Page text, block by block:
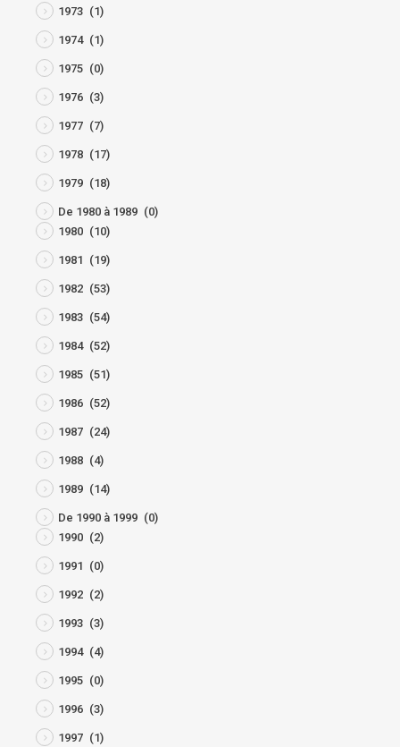
1973 (1)
1974 (1)
1975 (0)
1976 (3)
1977 (7)
1978 (17)
1979 (18)
De 1980 à 1989 (0)
1980 (10)
1981 (19)
1982 (53)
1983 (54)
1984 (52)
1985 (51)
1986 (52)
1987 (24)
1988 (4)
1989 (14)
De 1990 à 1999 (0)
1990 (2)
1991 (0)
1992 (2)
1993 (3)
1994 (4)
1995 (0)
1996 (3)
1997 (1)